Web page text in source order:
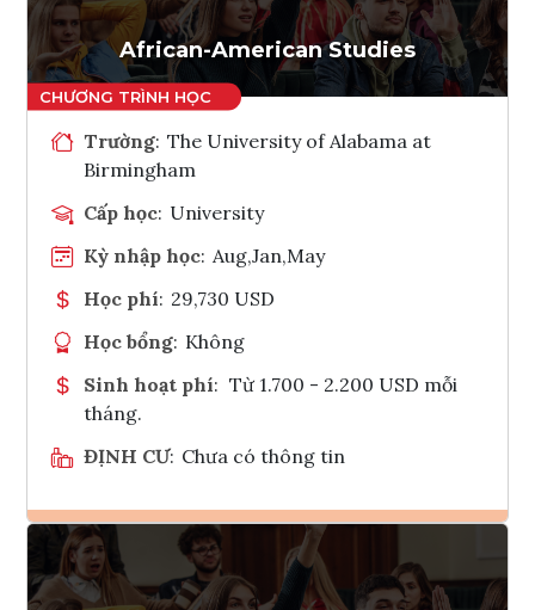
Tham vấn Interlink
African-American Studies
Trường: The University of Alabama at
Birmingham
Cấp học: University
Kỳ nhập học: Aug,Jan,May
Học phí: 29,730 USD
Học bổng: Không
Sinh hoạt phí: Từ 1.700 - 2.200 USD mỗi
tháng.
ĐỊNH CƯ: Chưa có thông tin
Ghi danh